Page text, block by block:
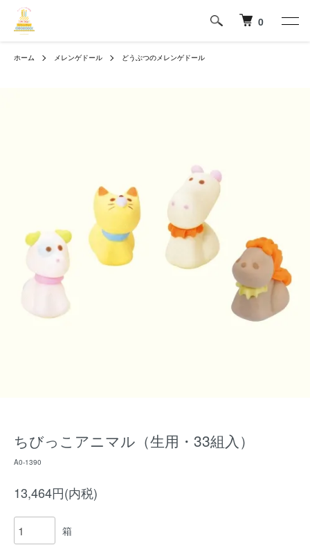
0
ホーム メレンゲドール どうぶつのメレンゲドール
ちびっこアニマル（生用・33組入）
A0-1390
13,464円(内税)
箱